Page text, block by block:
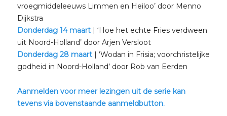
vroegmiddeleeuws Limmen en Heiloo’ door Menno
Dijkstra
Donderdag 14 maart| ‘Hoe het echte Fries verdween
uit Noord-Holland’ door Arjen Versloot
Donderdag 28 maart| ‘Wodan in Frisia; voorchristelijke
godheid in Noord-Holland’ door Rob van Eerden
Aanmelden voor meer lezingen uit de serie kan
tevens via bovenstaande aanmeldbutton.